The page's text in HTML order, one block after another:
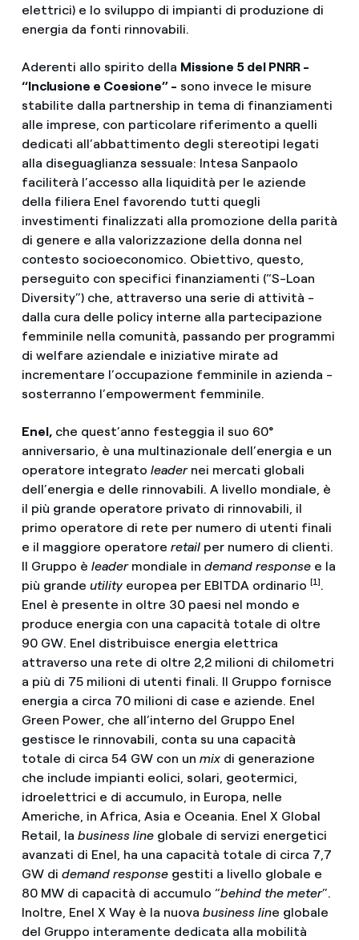
elettrici) e lo sviluppo di impianti di produzione di
energia da fonti rinnovabili.
Aderenti allo spirito della Missione 5 del PNRR -
“Inclusione e Coesione” - sono invece le misure
stabilite dalla partnership in tema di finanziamenti
alle imprese, con particolare riferimento a quelli
dedicati all’abbattimento degli stereotipi legati
alla diseguaglianza sessuale: Intesa Sanpaolo
faciliterà l’accesso alla liquidità per le aziende
della filiera Enel favorendo tutti quegli
investimenti finalizzati alla promozione della parità
di genere e alla valorizzazione della donna nel
contesto socioeconomico. Obiettivo, questo,
perseguito con specifici finanziamenti (“S-Loan
Diversity”) che, attraverso una serie di attività -
dalla cura delle policy interne alla partecipazione
femminile nella comunità, passando per programmi
di welfare aziendale e iniziative mirate ad
incrementare l’occupazione femminile in azienda -
sosterranno l’empowerment femminile.
Enel, che quest’anno festeggia il suo 60°
anniversario, è una multinazionale dell’energia e un
operatore integrato leadernei mercati globali
dell’energia e delle rinnovabili. A livello mondiale, è
il più grande operatore privato di rinnovabili, il
primo operatore di rete per numero di utenti finali
e il maggiore operatore retail per numero di clienti.
Il Gruppo è leadermondiale in demand responsee la
più grande utilityeuropea per EBITDA ordinario [1].
Enel è presente in oltre 30 paesi nel mondo e
produce energia con una capacità totale di oltre
90 GW. Enel distribuisce energia elettrica
attraverso una rete di oltre 2,2 milioni di chilometri
a più di 75 milioni di utenti finali. Il Gruppo fornisce
energia a circa 70 milioni di case e aziende. Enel
Green Power, che all’interno del Gruppo Enel
gestisce le rinnovabili, conta su una capacità
totale di circa 54 GW con un mixdi generazione
che include impianti eolici, solari, geotermici,
idroelettrici e di accumulo, in Europa, nelle
Americhe, in Africa, Asia e Oceania. Enel X Global
Retail, la business lineglobale di servizi energetici
avanzati di Enel, ha una capacità totale di circa 7,7
GW di demand response gestiti a livello globale e
80 MW di capacità di accumulo “behind the meter”.
Inoltre, Enel X Way è la nuova business line globale
del Gruppo interamente dedicata alla mobilità